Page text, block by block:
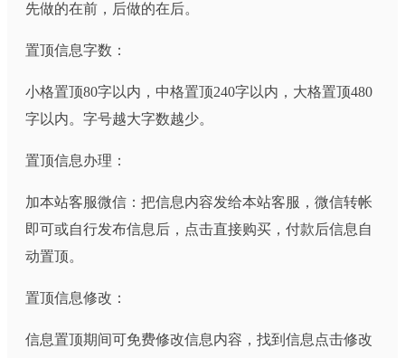
先做的在前，后做的在后。
置顶信息字数：
小格置顶80字以内，中格置顶240字以内，大格置顶480
字以内。字号越大字数越少。
置顶信息办理：
加本站客服微信：把信息内容发给本站客服，微信转帐
即可或自行发布信息后，点击直接购买，付款后信息自
动置顶。
置顶信息修改：
信息置顶期间可免费修改信息内容，找到信息点击修改